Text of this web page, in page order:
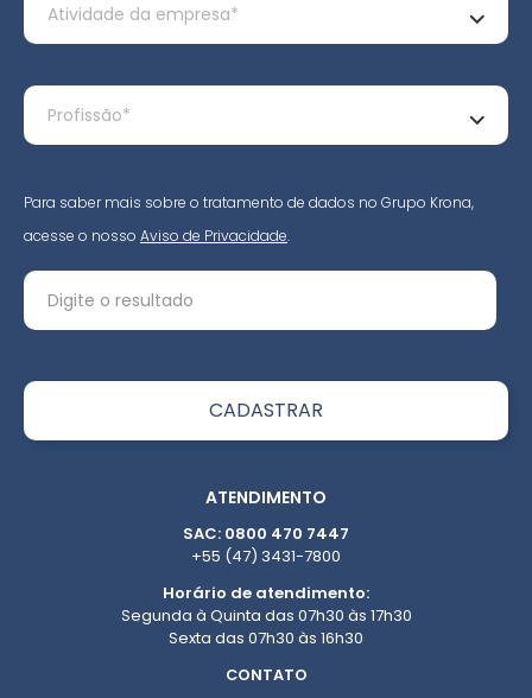
Para saber mais sobre o tratamento de dados no Grupo Krona,
acesse o nosso Aviso de Privacidade.
ATENDIMENTO
SAC: 0800 470 7447
+55 (47) 3431-7800
Horário de atendimento:
Segunda à Quinta das 07h30 às 17h30
Sexta das 07h30 às 16h30
CONTATO